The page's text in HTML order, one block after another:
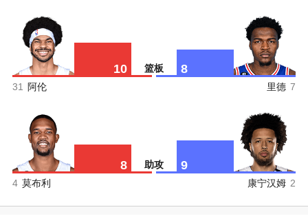
10
31 阿伦
篮板 8
里德 7
8
4 莫布利
助攻 9
康宁汉姆 2